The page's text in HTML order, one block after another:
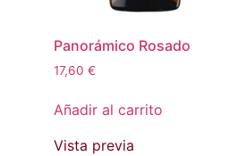
Panorámico Rosado
17,60 €
Añadir al carrito
Vista previa